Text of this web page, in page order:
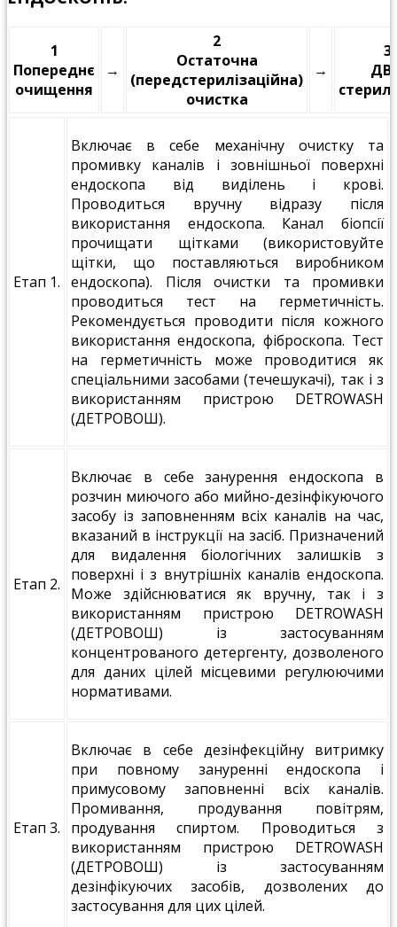
1
Попереднє
очищення
→
2
Остаточна
(передстерилізаційна)
очистка
→
3
Етап 1.
Включає в себе механічну очистку та
промивку каналів і зовнішньої поверхні
ендоскопа від виділень і крові.
Проводиться вручну відразу після
використання ендоскопа. Канал біопсії
прочищати щітками (використовуйте
щітки, що поставляються виробником
ендоскопа). Після очистки та промивки
проводиться тест на герметичність.
Рекомендується проводити після кожного
використання ендоскопа, фіброскопа. Тест
на герметичність може проводитися як
спеціальними засобами (течешукачі), так і з
використанням пристрою DETROWASH
(ДЕТРОВОШ).
Етап 2.
Включає в себе занурення ендоскопа в
розчин миючого або мийно-дезінфікуючого
засобу із заповненням всіх каналів на час,
вказаний в інструкції на засіб. Призначений
для видалення біологічних залишків з
поверхні і з внутрішніх каналів ендоскопа.
Може здійснюватися як вручну, так і з
використанням пристрою DETROWASH
(ДЕТРОВОШ) із застосуванням
концентрованого детергенту, дозволеного
для даних цілей місцевими регулюючими
нормативами.
Етап 3.
Включає в себе дезінфекційну витримку
при повному зануренні ендоскопа і
примусовому заповненні всіх каналів.
Промивання, продування повітрям,
продування спиртом. Проводиться з
використанням пристрою DETROWASH
(ДЕТРОВОШ) із застосуванням
дезінфікуючих засобів, дозволених до
застосування для цих цілей.